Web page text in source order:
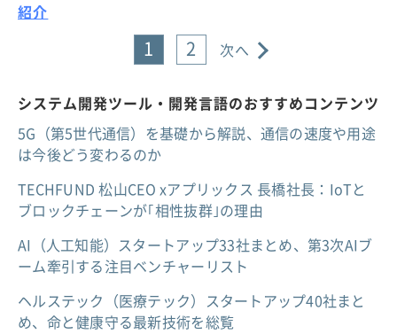
紹介
1 2 次へ
システム開発ツール・開発言語のおすすめコンテンツ
5G（第5世代通信）を基礎から解説、通信の速度や用途
は今後どう変わるのか
TECHFUND 松山CEO xアプリックス 長橋社長：IoTと
ブロックチェーンが｢相性抜群｣の理由
AI（人工知能）スタートアップ33社まとめ、第3次AIブ
ーム牽引する注目ベンチャーリスト
ヘルステック（医療テック）スタートアップ40社まと
め、命と健康守る最新技術を総覧